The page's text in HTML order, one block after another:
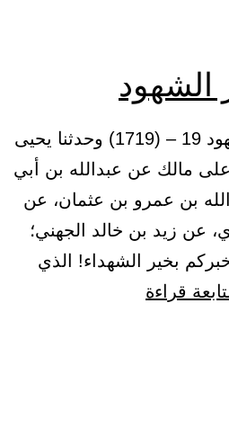
الشهود
9 – باب بيان خير الشهود 19 – (1719) وحدثنا يحيى
مالك عن عبدالله بن أبي
بن عمرو بن عثمان، عن
عن زيد بن خالد الجهني؛
بخير الشهداء! الذي
قراءة